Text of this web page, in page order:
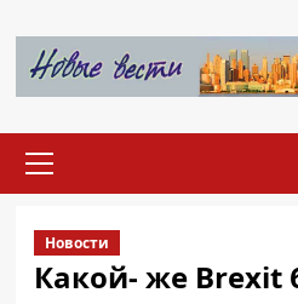
содержимому
меню
Новости
Какой- же Brexit